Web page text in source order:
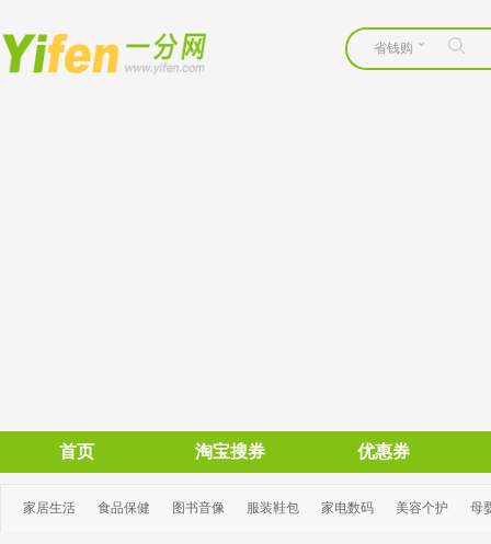
省钱购
首页 淘宝搜券 优惠券
家居生活 食品保健 图书音像 服装鞋包 家电数码 美容个护 母